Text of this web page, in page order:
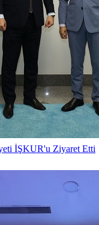
İŞKUR'u Ziyaret Etti